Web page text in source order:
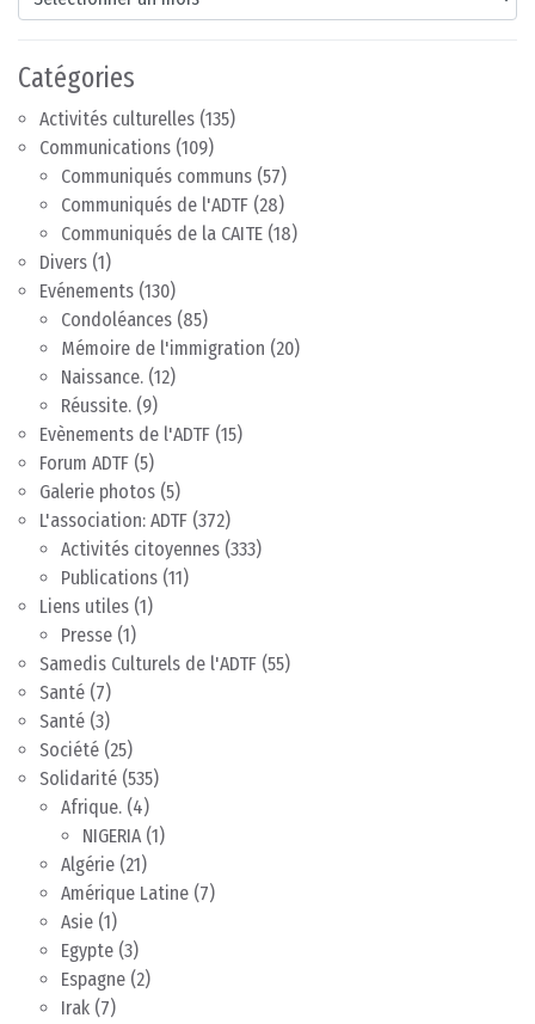
Catégories
Activités culturelles (135)
Communications (109)
Communiqués communs (57)
Communiqués de l'ADTF (28)
Communiqués de la CAITE (18)
Divers (1)
Evénements (130)
Condoléances (85)
Mémoire de l'immigration (20)
Naissance. (12)
Réussite. (9)
Evènements de l'ADTF (15)
Forum ADTF (5)
Galerie photos (5)
L'association: ADTF (372)
Activités citoyennes (333)
Publications (11)
Liens utiles (1)
Presse (1)
Samedis Culturels de l'ADTF (55)
Santé (7)
Santé (3)
Société (25)
Solidarité (535)
Afrique. (4)
NIGERIA(1)
Algérie (21)
Amérique Latine (7)
Asie (1)
Egypte (3)
Espagne (2)
Irak (7)